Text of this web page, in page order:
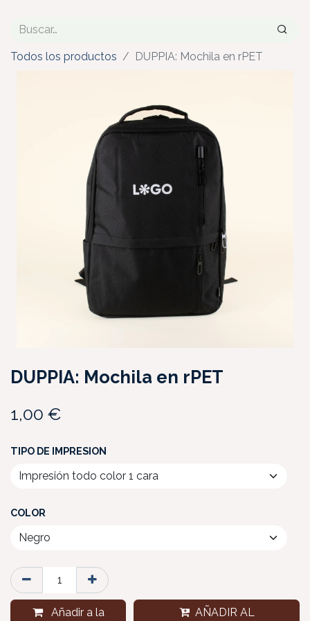
Todos los productos DUPPIA: Mochila en rPET
DUPPIA: Mochila en rPET
1,00 €
TIPO DE IMPRESION
COLOR
Añadir a la AÑADIR AL